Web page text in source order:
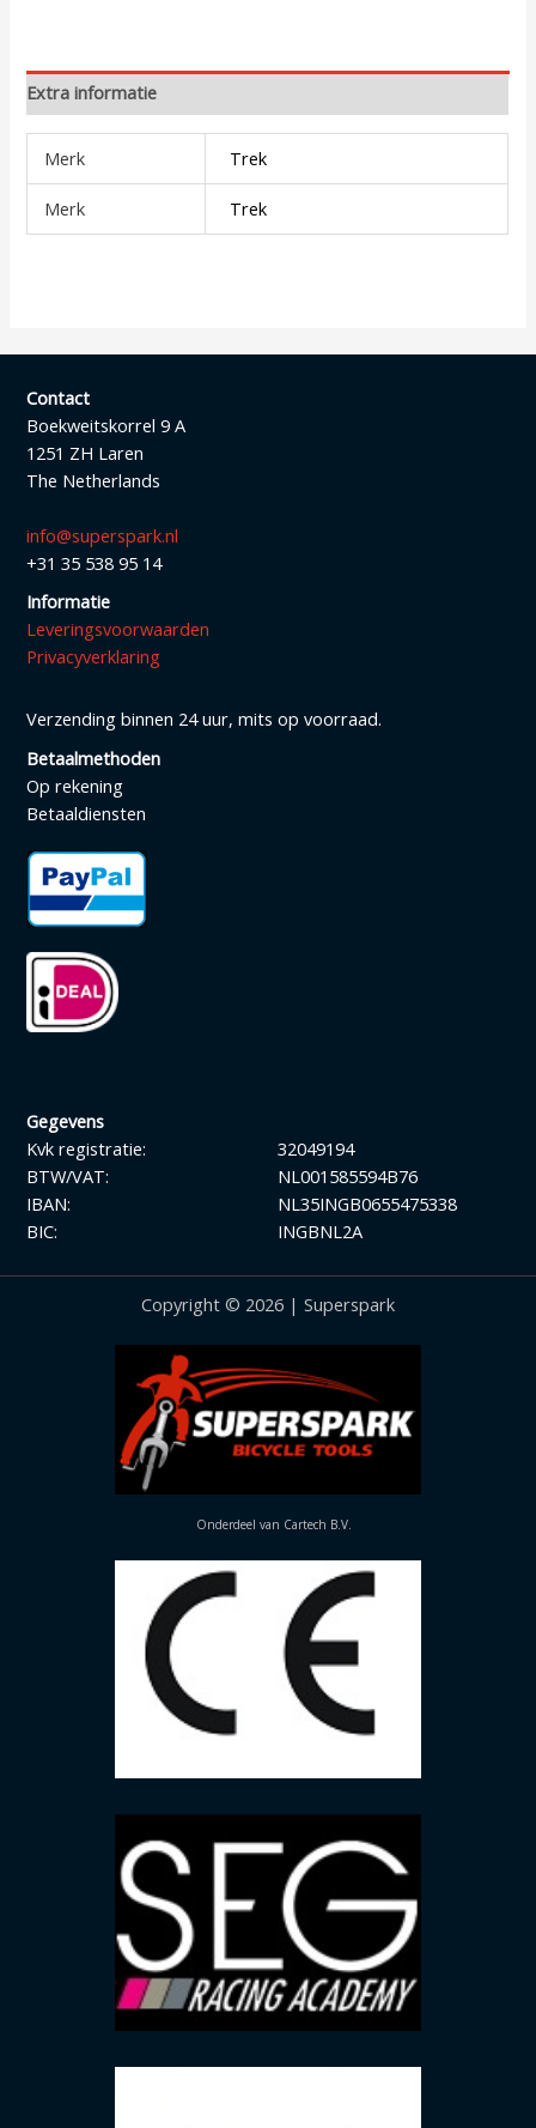
Extra informatie
Merk Trek
Merk Trek
Contact
Boekweitskorrel 9 A
1251 ZH Laren
The Netherlands
info@superspark.nl
+31 35 538 95 14
Informatie
Leveringsvoorwaarden
Privacyverklaring
Verzending binnen 24 uur, mits op voorraad.
Betaalmethoden
Op rekening
Betaaldiensten
Gegevens
Kvk registratie:
BTW/VAT:
IBAN:
BIC:
32049194
NL001585594B76
NL35INGB0655475338
INGBNL2A
Copyright © 2026 | Superspark
Onderdeel van Cartech B.V.